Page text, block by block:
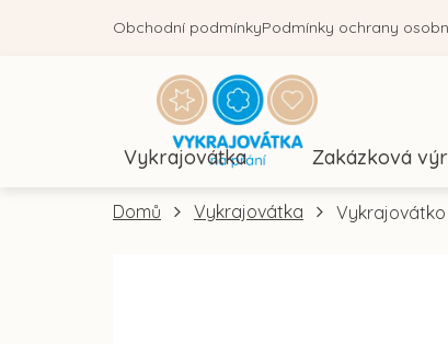
Obchodní podmínkyPodmínky ochrany
Vykrajovátka Zakázková
Domů Vykrajovátka Vykrajovátko